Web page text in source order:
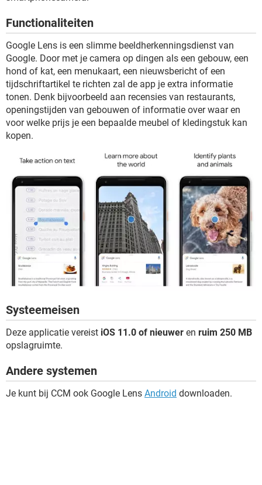
TIKTOK
Functionaliteiten
Google Lens is een slimme beeldherkenningsdienst van
Google. Door met je camera op dingen als een gebouw, een
hond of kat, een menukaart, een nieuwsbericht of een
tijdschriftartikel te richten zal de app je extra informatie
tonen. Denk bijvoorbeeld aan recensies van restaurants,
openingstijden van gebouwen of informatie over waar en
voor welke prijs je een bepaalde meubel of kledingstuk kan
kopen.
Systeemeisen
Deze applicatie vereist iOS 11.0 of nieuwer en ruim 250 MB
opslagruimte.
Andere systemen
Je kunt bij CCM ook Google Lens Android downloaden.